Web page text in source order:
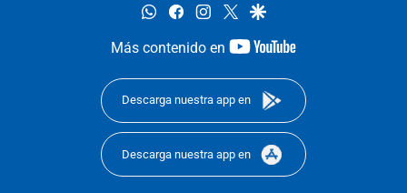
whatsappfacebookinstagram
twittergoogle
Más contenido en
youtube-
Descarga nuestra app en
Descarga nuestra app en